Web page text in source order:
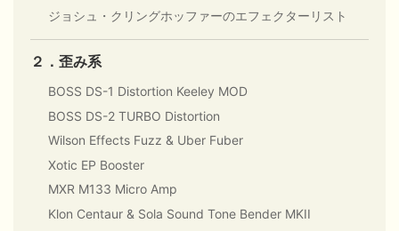
ジョシュ・クリングホッファーのエフェクターリスト
２．歪み系
BOSS DS-1 Distortion Keeley MOD
BOSS DS-2 TURBO Distortion
Wilson Effects Fuzz & Uber Fuber
Xotic EP Booster
MXR M133 Micro Amp
Klon Centaur & Sola Sound Tone Bender MKII